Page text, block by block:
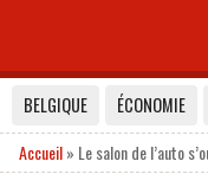
BELGIQUE ÉCONOMIE
Accueil» Le salon de l’auto